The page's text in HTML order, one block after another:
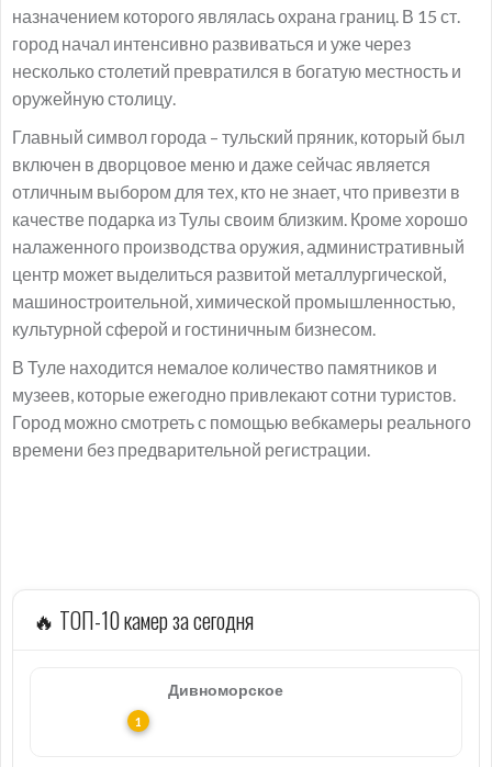
назначением которого являлась охрана границ. В 15 ст.
город начал интенсивно развиваться и уже через
несколько столетий превратился в богатую местность и
оружейную столицу.
Главный символ города – тульский пряник, который был
включен в дворцовое меню и даже сейчас является
отличным выбором для тех, кто не знает, что привезти в
качестве подарка из Тулы своим близким. Кроме хорошо
налаженного производства оружия, административный
центр может выделиться развитой металлургической,
машиностроительной, химической промышленностью,
культурной сферой и гостиничным бизнесом.
В Туле находится немалое количество памятников и
музеев, которые ежегодно привлекают сотни туристов.
Город можно смотреть с помощью вебкамеры реального
времени без предварительной регистрации.
🔥 ТОП-10 камер за сегодня
Дивноморское